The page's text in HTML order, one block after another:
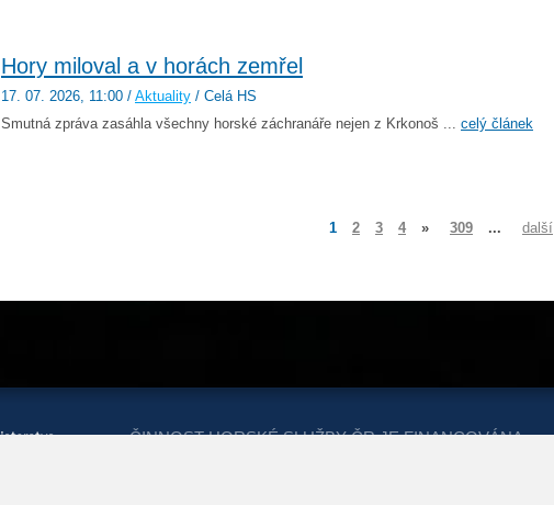
Hory miloval a v horách zemřel
17. 07. 2026, 11:00 / Aktuality / Celá HS
Smutná zpráva zasáhla všechny horské záchranáře nejen z Krkonoš ... celý článek
1 2 3 4 » 309 ... další
ČINNOST HORSKÉ SLUŽBY ČR JE FINANCOVÁNA